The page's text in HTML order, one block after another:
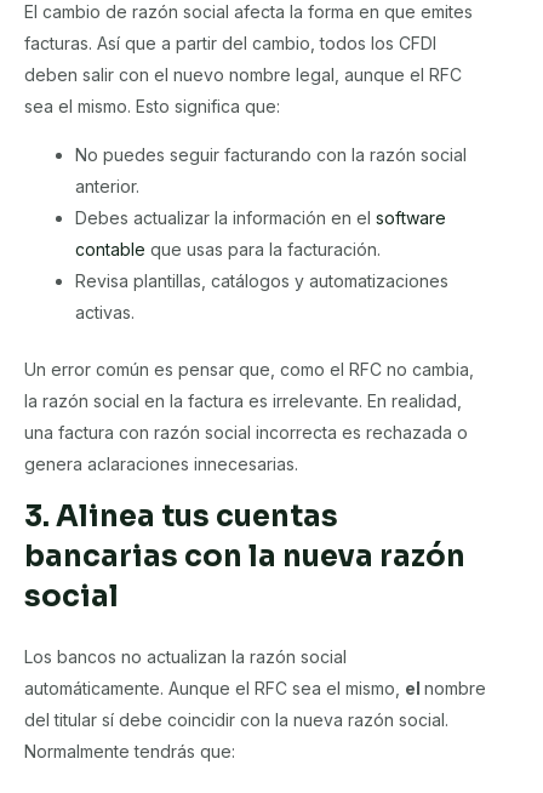
El cambio de razón social afecta la forma en que emites
facturas. Así que a partir del cambio, todos los CFDI
deben salir con el nuevo nombre legal, aunque el RFC
sea el mismo. Esto significa que:
No puedes seguir facturando con la razón social
anterior.
Debes actualizar la información en el software
contable que usas para la facturación.
Revisa plantillas, catálogos y automatizaciones
activas.
Un error común es pensar que, como el RFC no cambia,
la razón social en la factura es irrelevante. En realidad,
una factura con razón social incorrecta es rechazada o
genera aclaraciones innecesarias.
3. Alinea tus cuentas
bancarias con la nueva razón
social
Los bancos no actualizan la razón social
automáticamente. Aunque el RFC sea el mismo, el nombre
del titular sí debe coincidir con la nueva razón social.
Normalmente tendrás que: